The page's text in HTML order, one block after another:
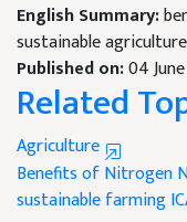
English Summary:
sustainable agriculture
Published on:04
Related
Agriculture
Benefits of Nitrogen
sustainable farming